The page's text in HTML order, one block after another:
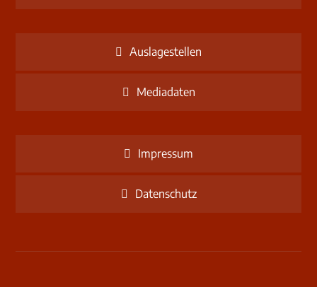
Auslagestellen
Mediadaten
Impressum
Datenschutz